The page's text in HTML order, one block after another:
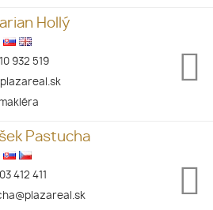
Hollý
932 519
Pastucha
412 411